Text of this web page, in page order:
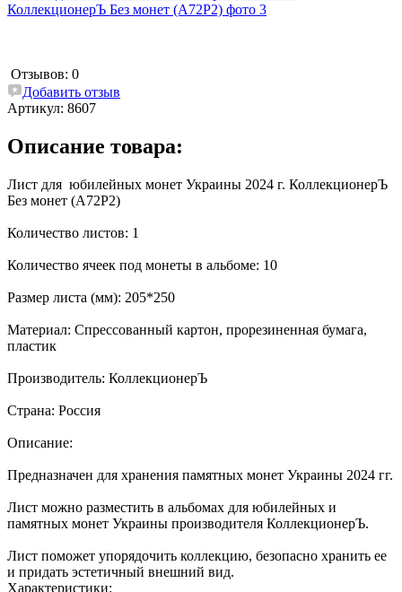
Отзывов: 0
Добавить отзыв
Артикул: 8607
Описание товара:
Лист для юбилейных монет Украины 2024 г. КоллекционерЪ
Без монет (А72Р2)
Количество листов: 1
Количество ячеек под монеты в альбоме: 10
Размер листа (мм): 205*250
Материал: Спрессованный картон, прорезиненная бумага,
пластик
Производитель: КоллекционерЪ
Страна: Россия
Описание:
Предназначен для хранения памятных монет Украины 2024 гг.
Лист можно разместить в альбомах для юбилейных и
памятных монет Украины производителя КоллекционерЪ.
Лист поможет упорядочить коллекцию, безопасно хранить ее
и придать эстетичный внешний вид.
Характеристики: